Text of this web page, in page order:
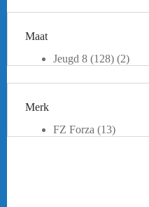
Rood (2)
Maat
Jeugd 8 (128) (2)
Jeugd 12 (152) (3)
S (4)
Merk
FZ Forza (13)